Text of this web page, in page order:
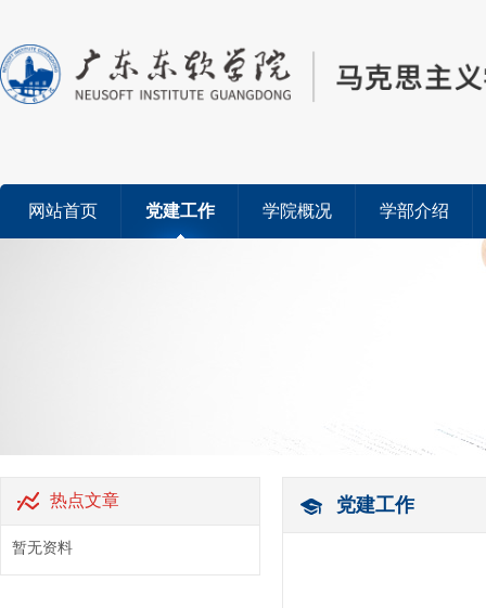
网站首页 党建工作 学院概况 学部介绍
热点文章
暂无资料
党建工作